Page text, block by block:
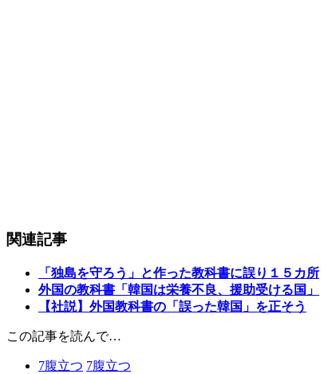
関連記事
「独島を守ろう」と作った教科書に誤り１５カ所
外国の教科書「韓国は栄養不良、援助受ける国」
【社説】外国教科書の「誤った韓国」を正そう
この記事を読んで…
7腹立つ 7腹立つ